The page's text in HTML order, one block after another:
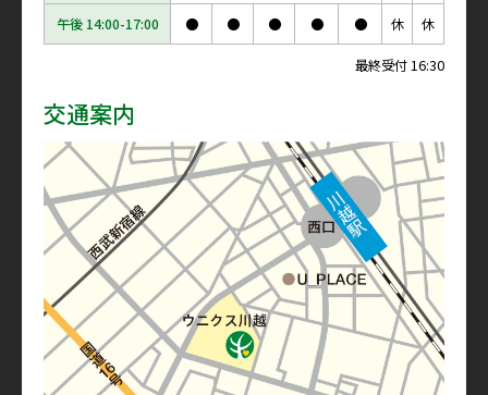
午後 14:00-17:00 ● ● ● ● ● 休 休
最終受付 16:30
交通案内